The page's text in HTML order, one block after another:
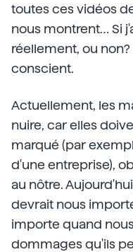
toutes ces vidéos
nous montrent… Si
réellement, ou
conscient.
Actuellement, les
nuire, car elles
marqué (par
d'une entreprise),
au nôtre.
devrait nous
importe quand
dommages qu'ils